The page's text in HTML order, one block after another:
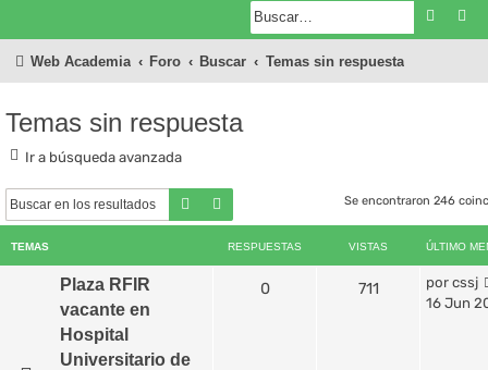
Buscar
Web Academia Foro Buscar Temas sin respuesta
Temas sin respuesta
Ir a búsqueda avanzada
BuscarBúsqueda avanzadaSe encontraron 246
TEMAS RESPUESTAS VISTAS ÚLTIMO
Plaza RFIR
vacante en
Hospital
Universitario de
0 711 por cssj
16 Jun